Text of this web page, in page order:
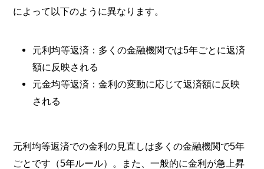
によって以下のように異なります。
元利均等返済：多くの金融機関では5年ごとに返済
額に反映される
元金均等返済：金利の変動に応じて返済額に反映
される
元利均等返済での金利の見直しは多くの金融機関で5年
ごとです（5年ルール）。また、一般的に金利が急上昇